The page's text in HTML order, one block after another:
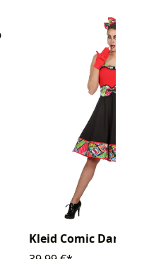
Kleid Comic Damen